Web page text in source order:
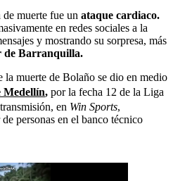
de muerte fue un ataque cardiaco.
en redes sociales a la
y mostrando su sorpresa, más
de Barranquilla.
muerte de Bolaño se dio en medio
Medellín, por la fecha 12 de la Liga
en Win Sports,
personas en el banco técnico